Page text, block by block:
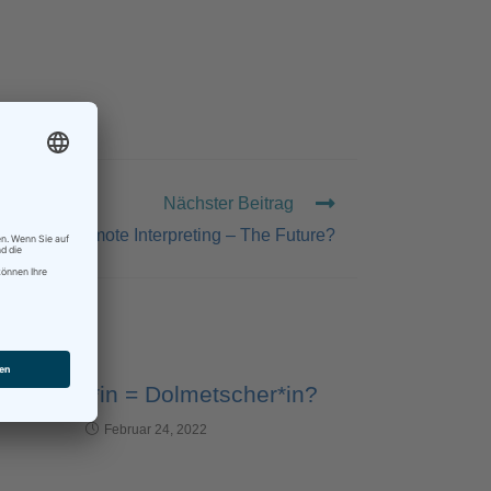
Nächster Beitrag
Video Remote Interpreting – The Future?
= Dolmetscher*in?
Februar 24, 2022